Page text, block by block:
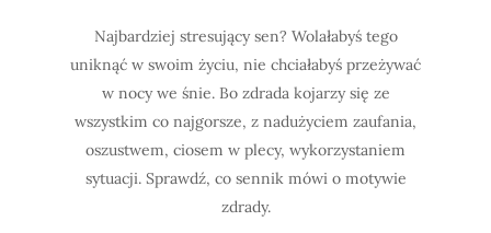
Najbardziej stresujący sen? Wolałabyś tego
uniknąć w swoim życiu, nie chciałabyś przeżywać
w nocy we śnie. Bo zdrada kojarzy się ze
wszystkim co najgorsze, z nadużyciem zaufania,
oszustwem, ciosem w plecy, wykorzystaniem
sytuacji. Sprawdź, co sennik mówi o motywie
zdrady.